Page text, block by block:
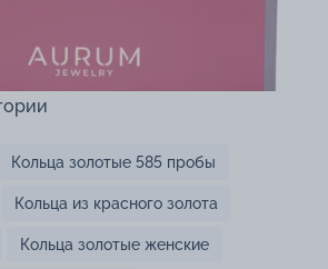
Кольца золотые 585 пробы
Кольца из красного золота
Кольца золотые женские